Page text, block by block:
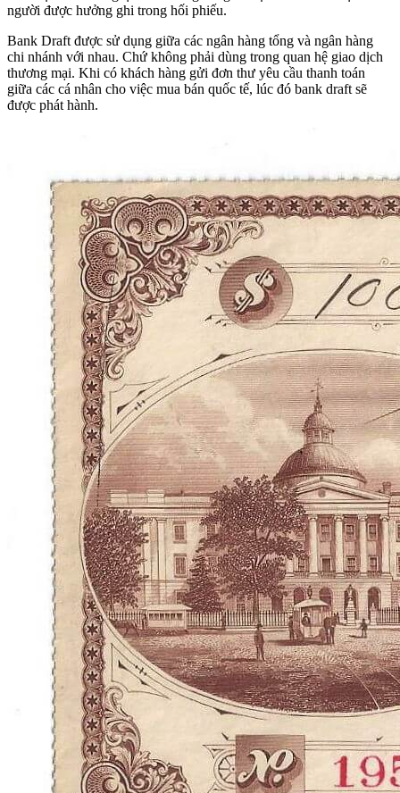
người được hưởng ghi trong hối phiếu.
Bank Draft được sử dụng giữa các ngân hàng tổng và ngân hàng
chi nhánh với nhau. Chứ không phải dùng trong quan hệ giao dịch
thương mại. Khi có khách hàng gửi đơn thư yêu cầu thanh toán
giữa các cá nhân cho việc mua bán quốc tế, lúc đó bank draft sẽ
được phát hành.